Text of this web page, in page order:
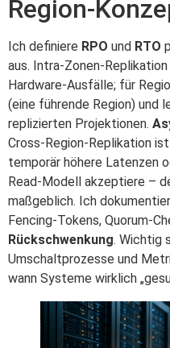
Ich definiere RPO und RTO
aus.
Hardware‑Ausfälle; für
(eine führende Region) und
replizierten Projektionen.
Cross‑Region‑Replikation
temporär höhere Latenzen
Read‑Modell akzeptiere –
maßgeblich. Ich
Fencing‑Tokens,
Rückschwenkung. Wichtig
Umschaltprozesse und
wann Systeme wirklich